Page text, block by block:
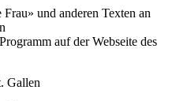
und anderen Texten an
auf der Webseite des
Gallen